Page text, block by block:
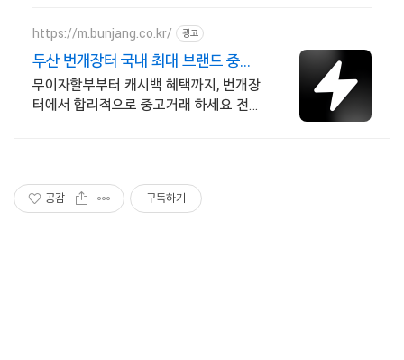
https://m.bunjang.co.kr/ 광고
두산 번개장터 국내 최대 브랜드 중고
거래
무이자할부부터 캐시백 혜택까지, 번개장
터에서 합리적으로 중고거래 하세요 전국
공감 구독하기